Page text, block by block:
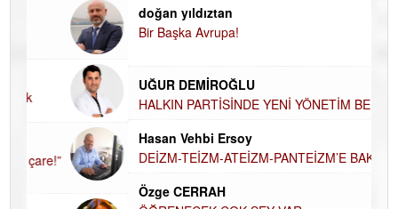
doğan yıldıztan
Bir Başka Avrupa!
UĞUR DEMİROĞLU
HALKIN PARTİSİNDE YENİ YÖNETİM
BELİRLENDİ…
Hasan Vehbi Ersoy
DEİZM-TEİZM-ATEİZM-PANTEİZM’E BAKIŞ